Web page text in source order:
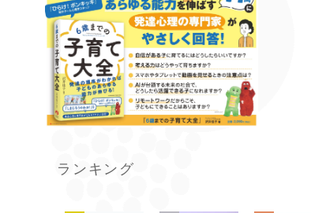
ランキング